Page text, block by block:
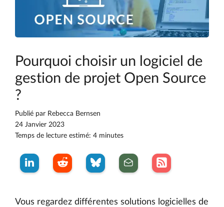
Pourquoi choisir un logiciel de
gestion de projet Open Source
?
Publié par Rebecca Bernsen
24 Janvier 2023
Temps de lecture estimé: 4 minutes
Vous regardez différentes solutions logicielles de